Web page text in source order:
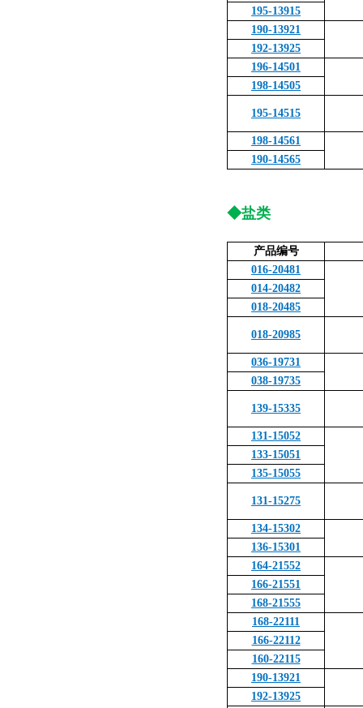
195-13915
190-13921
192-13925
196-14501
198-14505
195-14515
198-14561
190-14565
◆盐类
产品编号
016-20481
014-20482
018-20485
018-20985
036-19731
038-19735
139-15335
131-15052
133-15051
135-15055
131-15275
134-15302
136-15301
164-21552
166-21551
168-21555
168-22111
166-22112
160-22115
190-13921
192-13925